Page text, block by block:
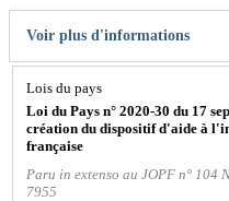
Voir plus d'informations
Lois du pays
Loi du Pays n° 2020-30 du 17
création du dispositif d'aide à
française
Paru in extenso au JOPF n° 104
7955